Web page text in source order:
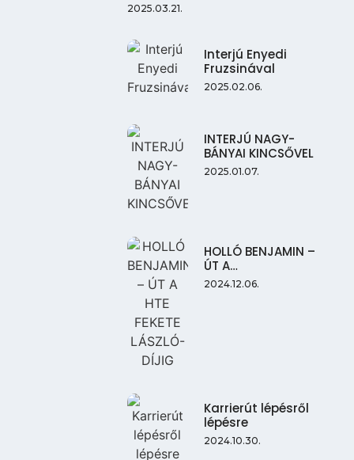
2025.03.21.
Interjú Enyedi
Fruzsinával
2025.02.06.
INTERJÚ NAGY-
BÁNYAI KINCSŐVEL
2025.01.07.
HOLLÓ BENJAMIN –
ÚT A…
2024.12.06.
Karrierút lépésről
lépésre
2024.10.30.